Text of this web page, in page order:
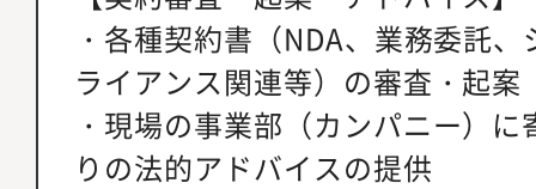
・各種契約書（NDA、業務委託
ライアンス関連等）の審査・起案
・現場の事業部（カンパニー）
りの法的アドバイスの提供